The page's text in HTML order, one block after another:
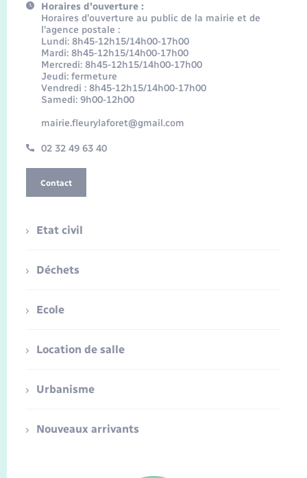
Horaires d'ouverture :
Horaires d’ouverture au public de la mairie et de
l’agence postale :
Lundi: 8h45-12h15/14h00-17h00
Mardi: 8h45-12h15/14h00-17h00
Mercredi: 8h45-12h15/14h00-17h00
Jeudi: fermeture
Vendredi : 8h45-12h15/14h00-17h00
Samedi: 9h00-12h00
mairie.fleurylaforet@gmail.com
02 32 49 63 40
Contact
Etat civil
Déchets
Ecole
Location de salle
Urbanisme
Nouveaux arrivants